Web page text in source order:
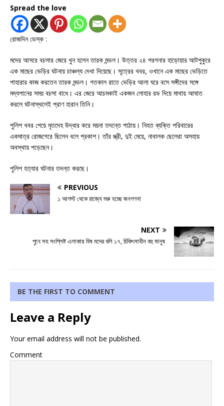
Spread the love
রোজদিন ডেস্ক :
মদের আসরে বচসার জেরে খুন হলেন তারক মন্ডল। উত্তর ২৪ পরগনার হাড়োয়ার আটপুকুরে
এক মাছের ভেড়ির ঘটনায় চাঞ্চল্য দেখা দিয়েছে। সূত্রের খবর, ওখানে এক মাছের ভেড়িতে
পাহারার কাজ করতেন তারক মন্ডল। গতকাল রাতে ভেড়ির আলা ঘরে বসে সঙ্গীদের সঙ্গে
মদ্যপানের সময় বচসা বাধে। এর জেরে আচমকাই একজন লোহার রড দিয়ে মাথায় আঘাত
করলে ঘটনাস্থলেই প্রাণ হারান তিনি।
পুলিশ খবর পেয়ে মৃতদেহ উদ্ধার করে ময়না তদন্তে পাঠায়। নিহত ব্যক্তি পরিবারের
একমাত্র রোজগেরে ছিলেন বলে প্রকাশ। তাঁর স্ত্রী, দুই মেয়ে, নাবালক ছেলেরা অসহায়
অবস্থায় পড়েছেন।
পুলিশ হত্যার ঘটনার তদন্ত করছে।
PREVIOUS
১ আগস্ট থেকে রাজ্যে শুরু হচ্ছে জনগণনা
NEXT
পুনে সহ সংশ্লিষ্ট এলাকায় বিষ মদের বলি ১৭, চিকিৎসাধীন বহু মানুষ
BE THE FIRST TO COMMENT
Leave a Reply
Your email address will not be published.
Comment